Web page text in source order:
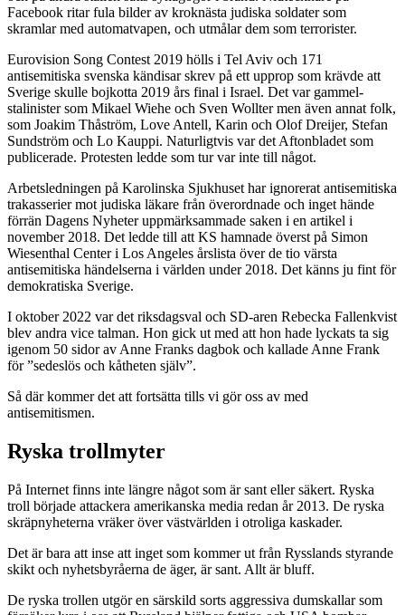
Facebook ritar fula bilder av kroknästa judiska soldater som
skramlar med automatvapen, och utmålar dem som terrorister.
Eurovision Song Contest 2019 hölls i Tel Aviv och 171
antisemitiska svenska kändisar skrev på ett upprop som krävde att
Sverige skulle bojkotta 2019 års final i Israel. Det var gammel-
stalinister som Mikael Wiehe och Sven Wollter men även annat folk,
som Joakim Thåström, Love Antell, Karin och Olof Dreijer, Stefan
Sundström och Lo Kauppi. Naturligtvis var det Aftonbladet som
publicerade. Protesten ledde som tur var inte till något.
Arbetsledningen på Karolinska Sjukhuset har ignorerat antisemitiska
trakasserier mot judiska läkare från överordnade och inget hände
förrän Dagens Nyheter uppmärksammade saken i en artikel i
november 2018. Det ledde till att KS hamnade överst på Simon
Wiesenthal Center i Los Angeles årslista över de tio värsta
antisemitiska händelserna i världen under 2018. Det känns ju fint för
demokratiska Sverige.
I oktober 2022 var det riksdagsval och SD-aren Rebecka Fallenkvist
blev andra vice talman. Hon gick ut med att hon hade lyckats ta sig
igenom 50 sidor av Anne Franks dagbok och kallade Anne Frank
för ”sedeslös och kåtheten själv”.
Så där kommer det att fortsätta tills vi gör oss av med
antisemitismen.
Ryska trollmyter
På Internet finns inte längre något som är sant eller säkert. Ryska
troll började attackera amerikanska media redan år 2013. De ryska
skräpnyheterna vräker över västvärlden i otroliga kaskader.
Det är bara att inse att inget som kommer ut från Rysslands styrande
skikt och nyhetsbyråerna de äger, är sant. Allt är bluff.
De ryska trollen utgör en särskild sorts aggressiva dumskallar som